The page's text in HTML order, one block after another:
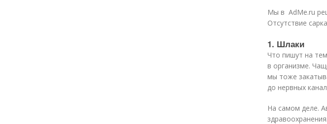
Мы в AdMe.ru
Отсутствие
1. Шлаки
Что пишут на
в организме.
мы тоже
до нервных
На самом деле.